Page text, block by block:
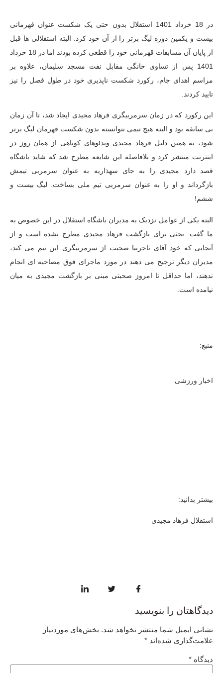
در 18 خرداد 1401 استقلال بدون حتی یک شکست عنوان قهرمانی
بیست و یکمین دوره لیگ برتر را از آن خود کرد. البته استقلالی ها قبل
از پایان آن مسابقات قهرمانی خود را قطعی کرده بودند اما در 18 خرداد
1401 پس از تساوی خانگی مقابل نفت مسجد سلیمان، علاوه بر
مراسم اهدای جام، رکورد شکست ناپذیری خود در طول فصل را نیز
تایید کردند.
این رکورد که در زمان سرمربیگری فرهاد مجیدی ایجاد شد، تا آن زمان
بی سابقه بود و البته هیچ تیمی نتوانسته بدون شکست قهرمان لیگ برتر
شود، به همین دلیل فرهاد مجیدی ویدئوهای کوتاهی از همان روز در
اینترنت منتشر کرد و بلافاصله این شایعه مطرح شد که شاید باشگاه
قصد دارد مجیدی را به جای سهذاریه به عنوان سرمربی تیمش
بازگرداند و او را به عنوان سرمربی تیم ملی بساخت. لیگ بیست و
ششم!
البته یکی از عوامل نزدیک به مدیران باشگاه استقلال در این خصوص به
ما گفت: بحثی برای بازگشت فرهاد مجیدی مطرح نشده است و از
آنجایی که خود آقای تاجرنیا صحبت از سرمربیگری این تیم می کند،
مدیران دیگر ترجیح می دهند در مورد ماجرای فوق مصاحبه ای انجام
ندهند، اما حداقل تا امروز صحبتی مبنی بر بازگشت مجیدی به میان
نیامده است.
منبع:
اخبار ورزشی
بیشتر بدانید:
استقلال فرهاد مجیدی
دیدگاهتان را بنویسید
نشانی ایمیل شما منتشر نخواهد شد. بخش‌های موردنیاز
علامت‌گذاری شده‌اند *
دیدگاه *